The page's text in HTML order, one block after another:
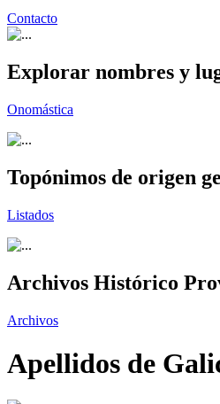
Contacto
Explorar nombres y
Onomástica
Topónimos de origen
Listados
Archivos Histórico
Archivos
Apellidos de